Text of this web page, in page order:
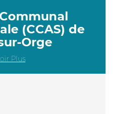
(CCAS) de
Orge
Plus